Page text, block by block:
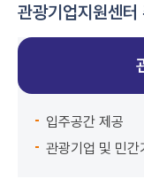
관광기업지원센터
입주공간 제공
관광기업 및 민간